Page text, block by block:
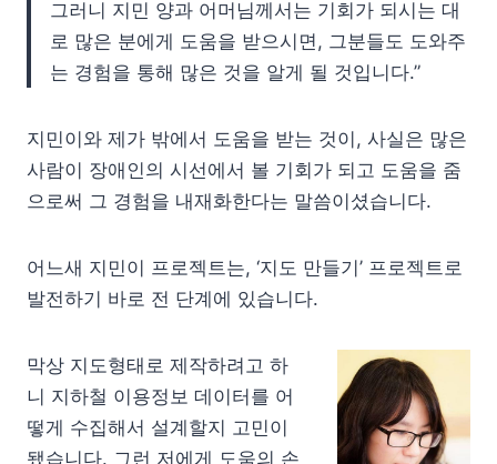
그러니 지민 양과 어머님께서는 기회가 되시는 대
로 많은 분에게 도움을 받으시면, 그분들도 도와주
는 경험을 통해 많은 것을 알게 될 것입니다.”
지민이와 제가 밖에서 도움을 받는 것이, 사실은 많은
사람이 장애인의 시선에서 볼 기회가 되고 도움을 줌
으로써 그 경험을 내재화한다는 말씀이셨습니다.
어느새 지민이 프로젝트는, ‘지도 만들기’ 프로젝트로
발전하기 바로 전 단계에 있습니다.
막상 지도형태로 제작하려고 하
니 지하철 이용정보 데이터를 어
떻게 수집해서 설계할지 고민이
됐습니다. 그런 저에게 도움의 손